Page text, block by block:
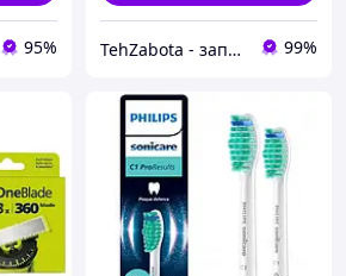
95% TehZabota - запчастини та аксесуари до побутової техніки 99%